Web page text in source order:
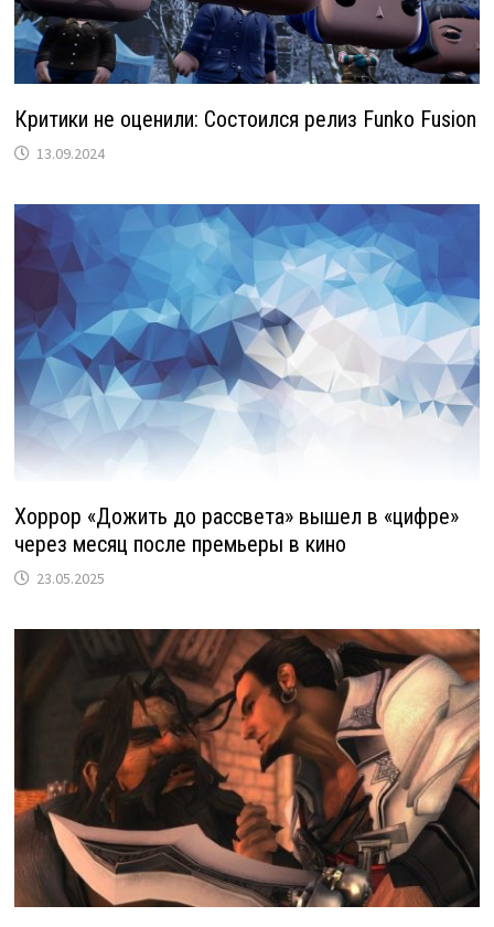
Критики не оценили: Состоился релиз Funko Fusion
13.09.2024
Хоррор «Дожить до рассвета» вышел в «цифре»
через месяц после премьеры в кино
23.05.2025